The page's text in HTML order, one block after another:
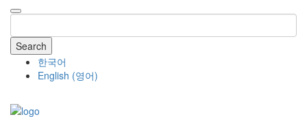
Search
한국어
English (영어)